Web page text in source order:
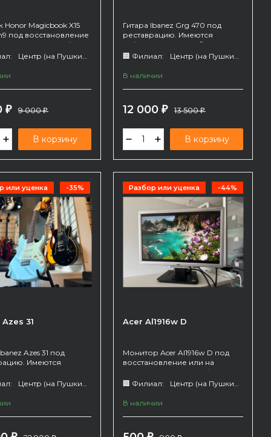
Honor Magicbook X15
под восстановление
Внешний вид
Продаётся с блоком
неизвестно.
Центр (на Пушкина 66)
₽ 9 000₽
В корзину
Гитара Ibanez Grg 470 под
реставрацию. Имеются
дефекты - машинка floyd rose
закручена на саморезы,
инструмента. в остальном по
🏢 Филиал: Центр (на Пушкина 66)
В наличии
12 000 ₽ 13 500₽
В корзину
или уценка -35%
31
Azes 31 под
Имеются
- повело
Центр (на Пушкина 66)
Разбор или уценка -44%
Acer Al1916w D
Монитор Acer Al1916w D под
восстановление или на
запчасти. Имеются дефекты -
царапины на дисплее, битые
🏢 Филиал: Центр (на Пушкина 66)
В наличии